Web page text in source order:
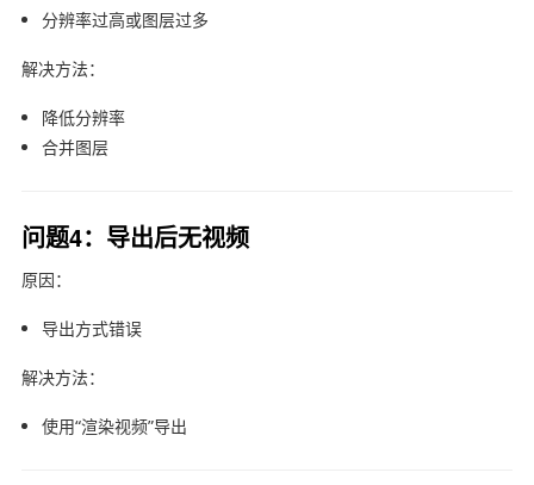
分辨率过高或图层过多
解决方法：
降低分辨率
合并图层
问题4：导出后无视频
原因：
导出方式错误
解决方法：
使用“渲染视频”导出